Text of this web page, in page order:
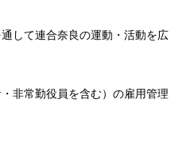
して連合奈良の運動・活動を広
非常勤役員を含む）の雇用管理